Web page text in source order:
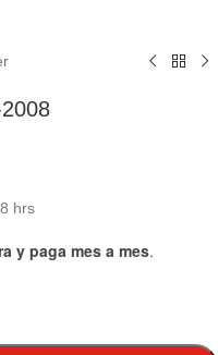
hrs
y paga mes a mes.